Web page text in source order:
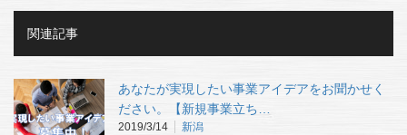
関連記事
あなたが実現したい事業アイデアをお聞かせく
ださい。【新規事業立ち…
2019/3/14 新潟